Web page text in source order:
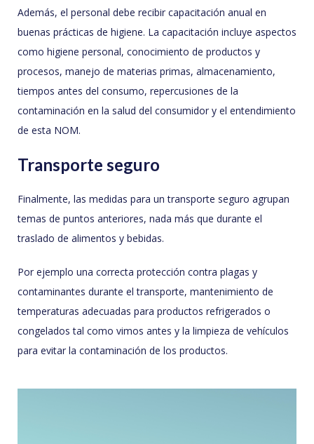
Además, el personal debe recibir capacitación anual en
buenas prácticas de higiene. La capacitación incluye aspectos
como higiene personal, conocimiento de productos y
procesos, manejo de materias primas, almacenamiento,
tiempos antes del consumo, repercusiones de la
contaminación en la salud del consumidor y el entendimiento
de esta NOM.
Transporte seguro
Finalmente, las medidas para un transporte seguro agrupan
temas de puntos anteriores, nada más que durante el
traslado de alimentos y bebidas.
Por ejemplo una correcta protección contra plagas y
contaminantes durante el transporte, mantenimiento de
temperaturas adecuadas para productos refrigerados o
congelados tal como vimos antes y la limpieza de vehículos
para evitar la contaminación de los productos.